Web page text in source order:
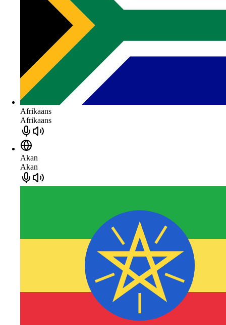
Afrikaans
Afrikaans
Akan
Akan